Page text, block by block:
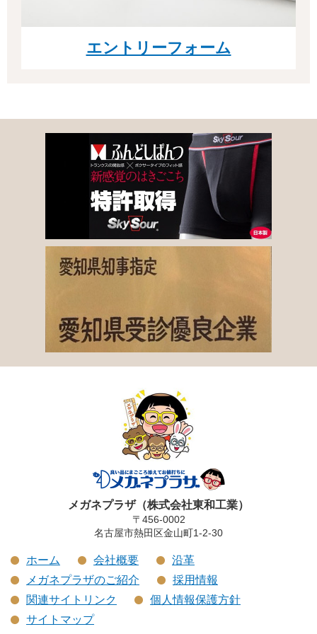
エントリーフォーム
メガネプラザ（株式会社東和工業）
〒456-0002
名古屋市熱田区金山町1-2-30
ホーム 会社概要
沿革
メガネプラザのご紹介
採用情報
関連サイトリンク
個人情報保護方針
サイトマップ